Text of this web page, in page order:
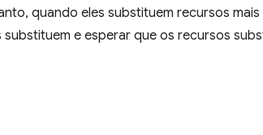
quando eles substituem recursos
substituem e esperar que os recursos